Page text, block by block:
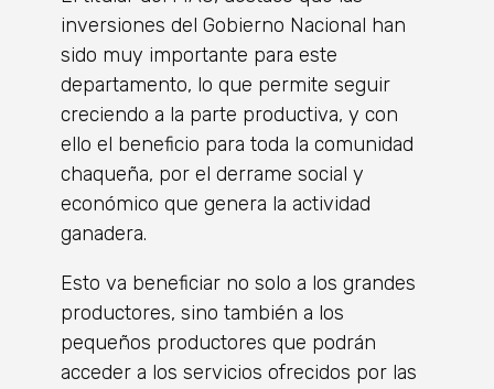
inversiones del Gobierno Nacional han
sido muy importante para este
departamento, lo que permite seguir
creciendo a la parte productiva, y con
ello el beneficio para toda la comunidad
chaqueña, por el derrame social y
económico que genera la actividad
ganadera.
Esto va beneficiar no solo a los grandes
productores, sino también a los
pequeños productores que podrán
acceder a los servicios ofrecidos por las